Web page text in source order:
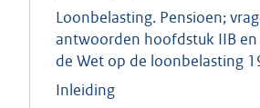
Loonbelasting. Pensioen;
antwoorden hoofdstuk IIB
de Wet op de loonbelasting
Inleiding